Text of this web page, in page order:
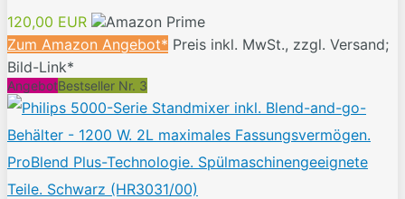
120,00 EUR
Zum Amazon Angebot* Preis inkl. MwSt., zzgl. Versand;
Bild-Link*
AngebotBestseller Nr. 3